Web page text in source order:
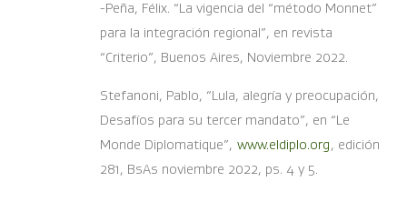
-Peña, Félix. “La vigencia del “método Monnet”
para la integración regional”, en revista
“Criterio”, Buenos Aires, Noviembre 2022.
Stefanoni, Pablo, “Lula, alegría y preocupación,
Desafíos para su tercer mandato”, en “Le
Monde Diplomatique”, www.eldiplo.org, edición
281, BsAs noviembre 2022, ps. 4 y 5.